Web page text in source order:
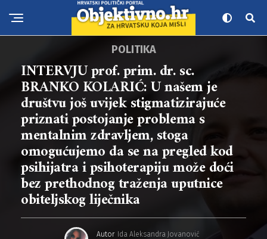
POLITIKA
INTERVJU prof. prim. dr. sc.
BRANKO KOLARIĆ: U našem je
društvu još uvijek stigmatizirajuće
priznati postojanje problema s
mentalnim zdravljem, stoga
omogućujemo da se na pregled kod
psihijatra i psihoterapiju može doći
bez prethodnog traženja uputnice
obiteljskog liječnika
Autor Ida Aleksandra Jovanović